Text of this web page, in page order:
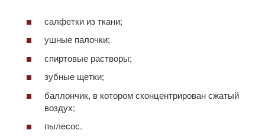
салфетки из ткани;
ушные палочки;
спиртовые растворы;
зубные щетки;
баллончик, в котором сконцентрирован сжатый
воздух;
пылесос.